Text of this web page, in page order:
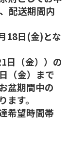
配送期間内
18日(金)とな
日（金））の
（金）まで
盆期間中の
す。
希望時間帯